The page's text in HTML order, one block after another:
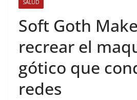
SALUD
Soft Goth
recrear el
gótico que
redes